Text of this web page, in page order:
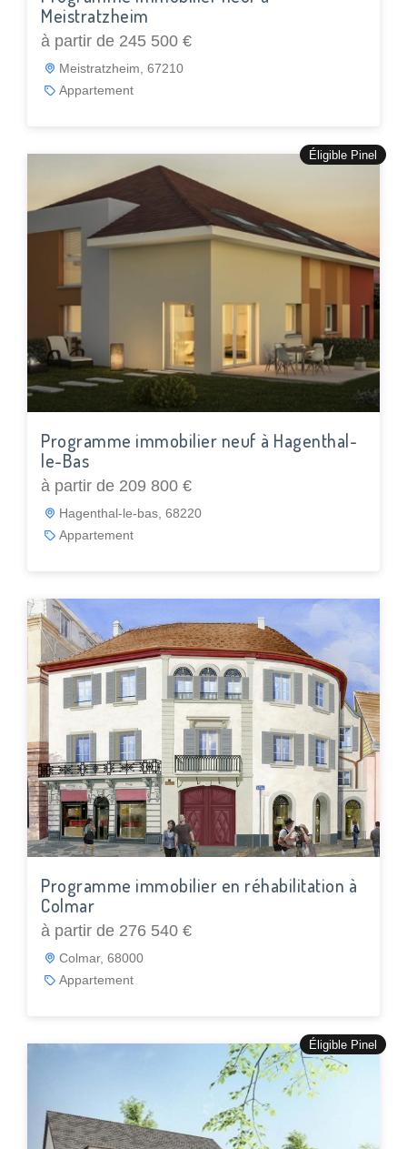
Meistratzheim
à partir de 245 500 €
Meistratzheim, 67210
Appartement
Éligible Pinel
Programme immobilier neuf à Hagenthal-
le-Bas
à partir de 209 800 €
Hagenthal-le-bas, 68220
Appartement
Programme immobilier en réhabilitation à
Colmar
à partir de 276 540 €
Colmar, 68000
Appartement
Éligible Pinel